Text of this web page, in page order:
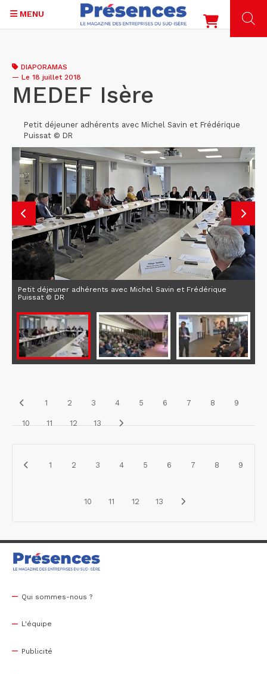
contenu
principal
MENU
DIAPORAMAS
— Le 18 juillet 2018
MEDEF Isère
Petit déjeuner adhérents avec Michel Savin et Frédérique
Puissat © DR
Petit déjeuner adhérents avec Michel Savin et Frédérique
Puissat © DR
1 2 3 4 5 6 7 8 9
10 11 12 13
1 2 3 4 5 6 7 8 9
10 11 12 13
Qui sommes-nous ?
L'équipe
Publicité